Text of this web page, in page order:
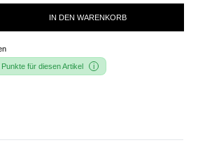
IN DEN WARENKORB
für diesen Artikel